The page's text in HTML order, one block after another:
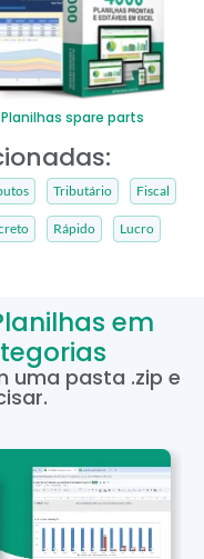
Planilhas spare parts
Tributário Fiscal
Rápido Lucro
em
uma pasta .zip e